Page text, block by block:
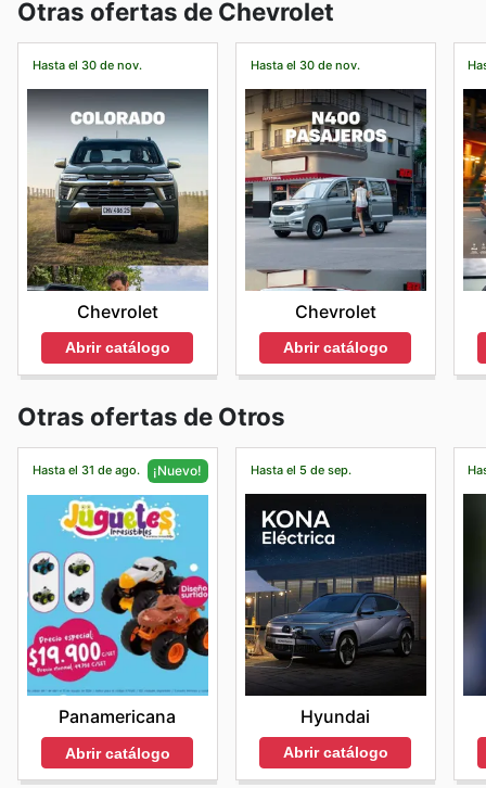
Otras ofertas de Chevrolet
Hasta el 30 de nov.
Chevrolet
Abrir catálogo
Hasta el 30 de nov.
Chevrolet
Abrir catálogo
Otras ofertas de Otros
Hasta el 31 de ago. ¡Nuevo!
Panamericana
Abrir catálogo
Hasta el 5 de sep.
Hyundai
Abrir catálogo